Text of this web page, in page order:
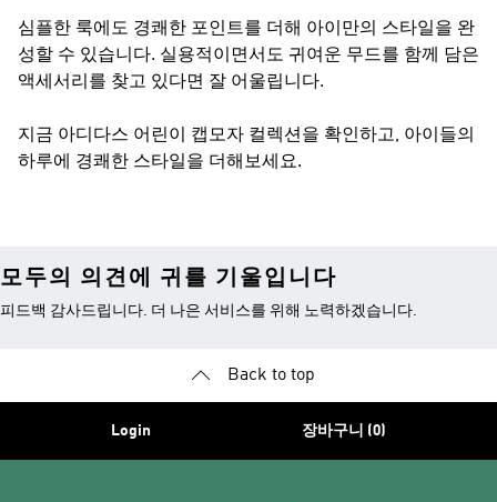
심플한 룩에도 경쾌한 포인트를 더해 아이만의 스타일을 완
성할 수 있습니다. 실용적이면서도 귀여운 무드를 함께 담은
액세서리를 찾고 있다면 잘 어울립니다.
지금 아디다스 어린이 캡모자 컬렉션을 확인하고, 아이들의
하루에 경쾌한 스타일을 더해보세요.
모두의 의견에 귀를 기울입니다
피드백 감사드립니다. 더 나은 서비스를 위해 노력하겠습니다.
Back to top
Login 장바구니 (0)